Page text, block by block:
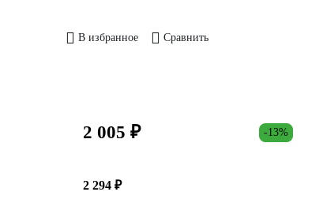
В избранное Сравнить
2 005 ₽ -13%
2 294 ₽